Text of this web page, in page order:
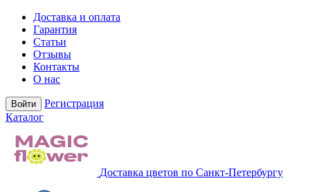
Доставка и оплата
Гарантия
Статьи
Отзывы
Контакты
О нас
Войти
Регистрация
Каталог
Доставка цветов по Санкт-Петербургу